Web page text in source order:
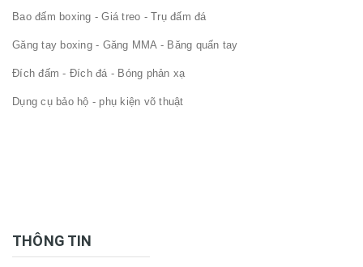
Bao đấm boxing - Giá treo - Trụ đấm đá
Găng tay boxing - Găng MMA - Băng quấn tay
Đích đấm - Đích đá - Bóng phản xạ
Dụng cụ bảo hộ - phụ kiện võ thuật
THÔNG TIN